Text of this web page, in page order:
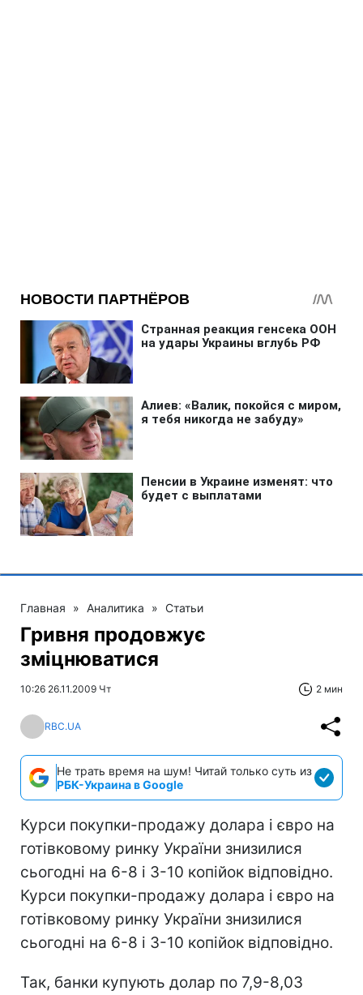
Главная » Аналитика » Статьи
Гривня продовжує
зміцнюватися
10:26 26.11.2009 Чт 2 мин
RBC.UA
Не трать время на шум! Читай только суть из
РБК-Украина в Google
Курси покупки-продажу долара і євро на
готівковому ринку України знизилися
сьогодні на 6-8 і 3-10 копійок відповідно.
Курси покупки-продажу долара і євро на
готівковому ринку України знизилися
сьогодні на 6-8 і 3-10 копійок відповідно.
Так, банки купують долар по 7,9-8,03